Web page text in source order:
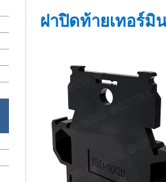
ฝาปิดท้ายเทอร์มิ